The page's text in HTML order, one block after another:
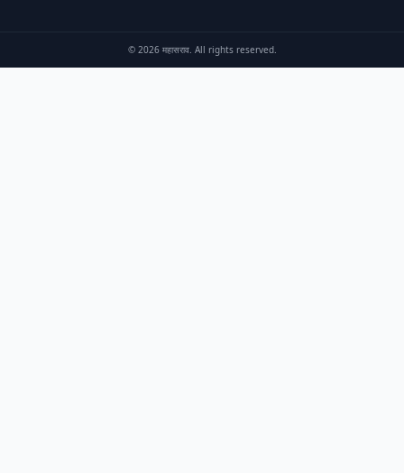
© 2026 महासराव. All rights reserved.